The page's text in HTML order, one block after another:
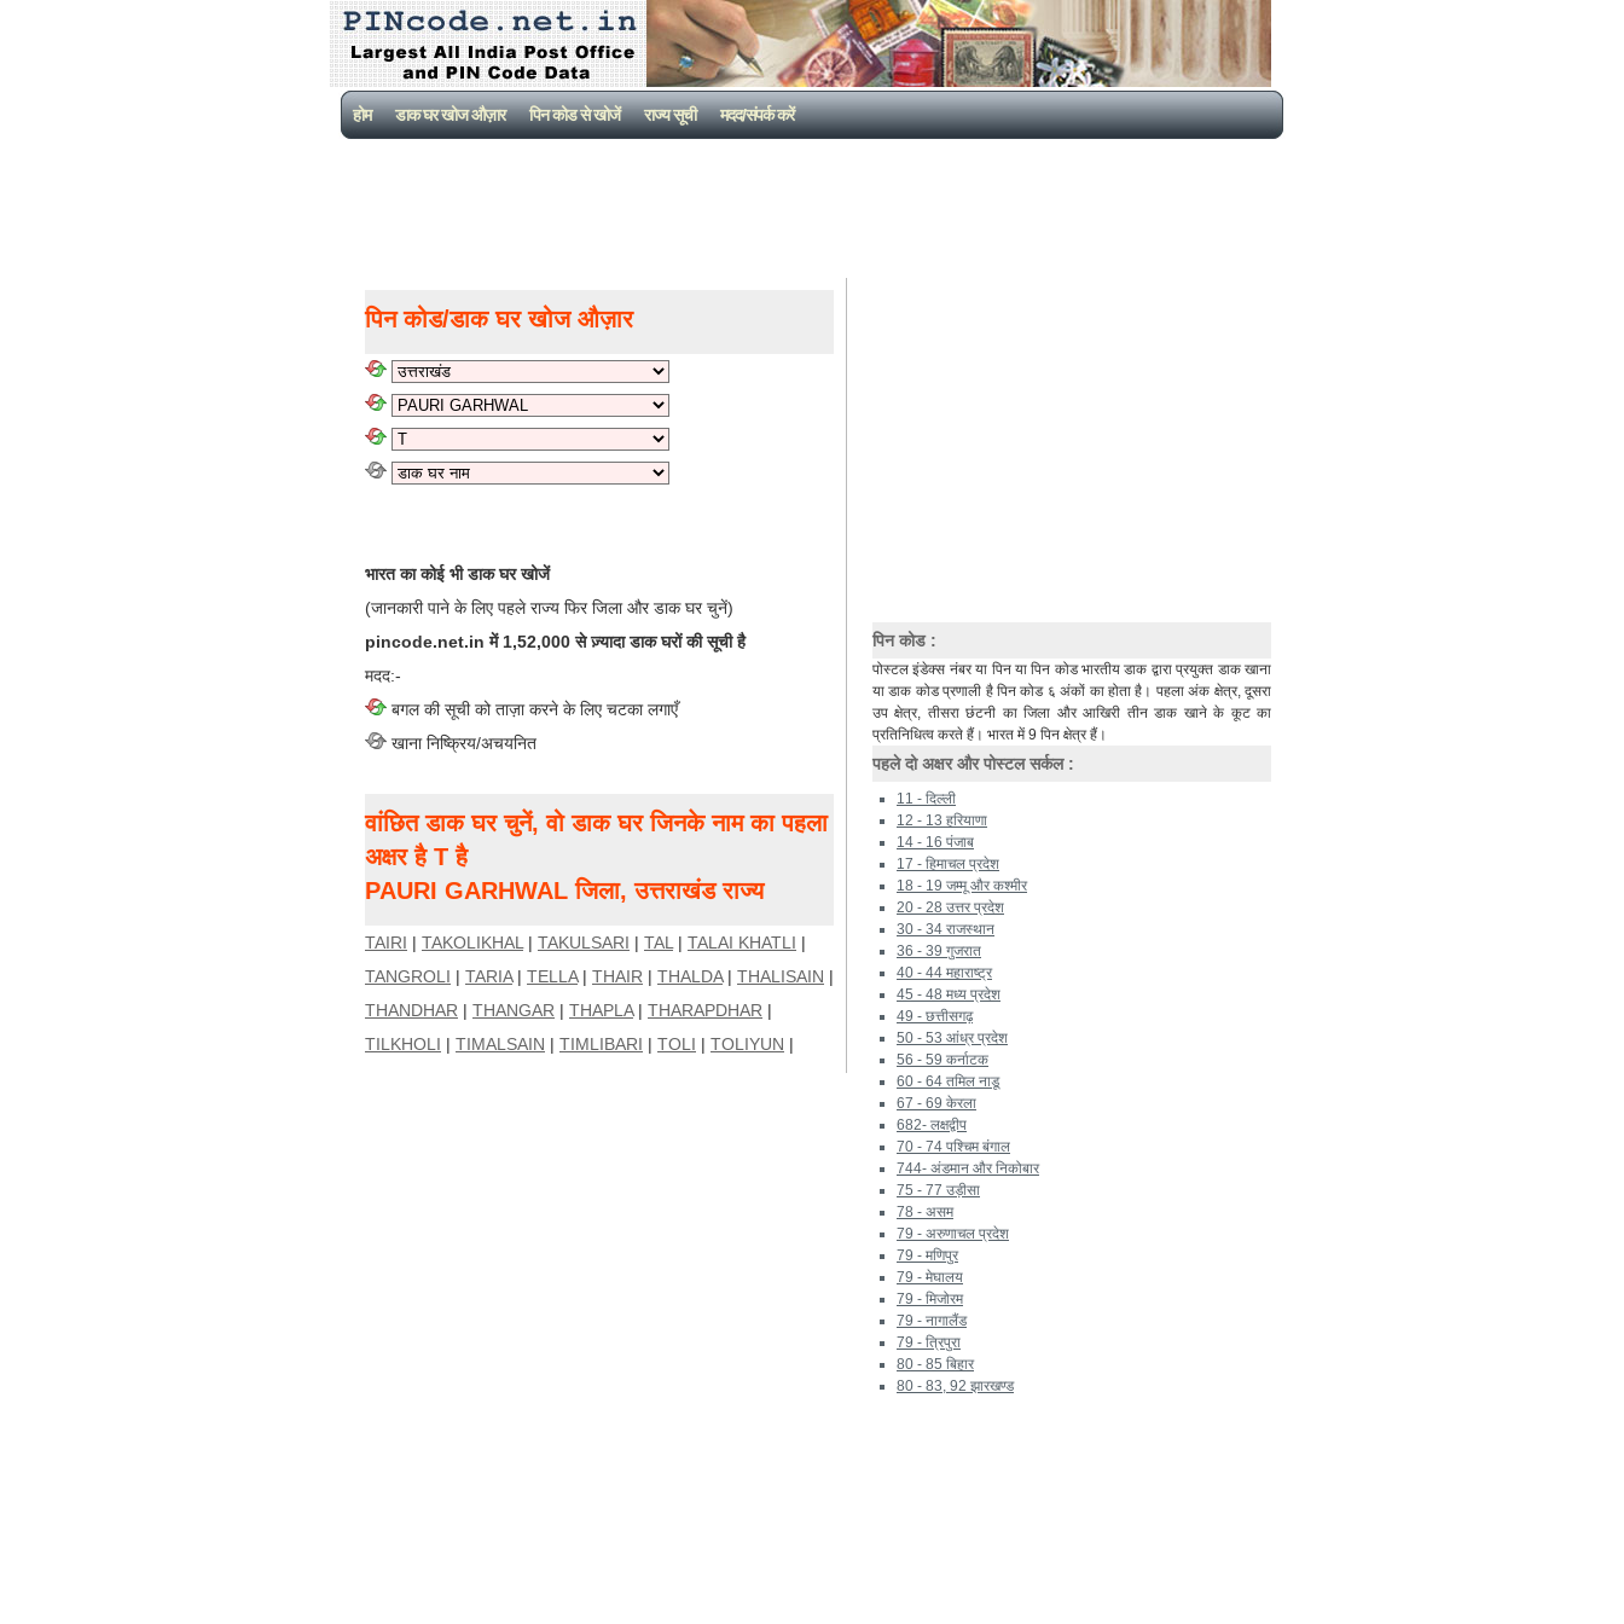
होम डाक घर खोज औज़ार पिन कोड से खोजें राज्य सूची मदद/संपर्क करें
पिन कोड/डाक घर खोज औज़ार
भारत का कोई भी डाक घर खोजें
(जानकारी पाने के लिए पहले राज्य फिर जिला और डाक घर चुनें)
pincode.net.in में 1,52,000 से ज़्यादा डाक घरों की सूची है
मदद:-
बगल की सूची को ताज़ा करने के लिए चटका लगाएँ
खाना निष्क्रिय/अचयनित
वांछित डाक घर चुनें, वो डाक घर जिनके नाम का पहला
अक्षर है T है
PAURI GARHWAL जिला, उत्तराखंड राज्य
TAIRI | TAKOLIKHAL | TAKULSARI | TAL | TALAI KHATLI |
TANGROLI | TARIA| TELLA| THAIR | THALDA| THALISAIN |
THANDHAR | THANGAR | THAPLA| THARAPDHAR |
TILKHOLI | TIMALSAIN | TIMLIBARI | TOLI | TOLIYUN |
पिन कोड :
पोस्टल इंडेक्स नंबर या पिन या पिन कोड भारतीय डाक द्वारा प्रयुक्त डाक खाना
या डाक कोड प्रणाली है पिन कोड ६ अंकों का होता है। पहला अंक क्षेत्र, दूसरा
उप क्षेत्र, तीसरा छंटनी का जिला और आखिरी तीन डाक खाने के कूट का
प्रतिनिधित्व करते हैं। भारत में 9 पिन क्षेत्र हैं।
पहले दो अक्षर और पोस्टल सर्कल :
11 - दिल्ली
12 - 13 हरियाणा
14 - 16 पंजाब
17 - हिमाचल प्रदेश
18 - 19 जम्मू और कश्मीर
20 - 28 उत्तर प्रदेश
30 - 34 राजस्थान
36 - 39 गुजरात
40 - 44 महाराष्ट्र
45 - 48 मध्य प्रदेश
49 - छत्तीसगढ़
50 - 53 आंध्र प्रदेश
56 - 59 कर्नाटक
60 - 64 तमिल नाडू
67 - 69 केरला
682- लक्षद्वीप
70 - 74 पश्चिम बंगाल
744- अंडमान और निकोबार
75 - 77 उड़ीसा
78 - असम
79 - अरुणाचल प्रदेश
79 - मणिपुर
79 - मेघालय
79 - मिजोरम
79 - नागालैंड
79 - त्रिपुरा
80 - 85 बिहार
80 - 83, 92 झारखण्ड